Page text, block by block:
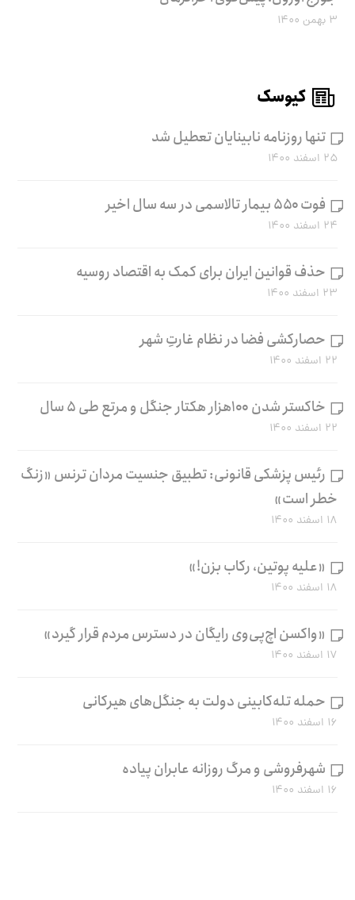
۳ بهمن ۱۴۰۰
کیوسک
تنها روزنامه نابینایان تعطیل شد
۲۵ اسفند ۱۴۰۰
فوت ۵۵۰ بیمار تالاسمی در سه سال اخیر
۲۴ اسفند ۱۴۰۰
حذف قوانین ایران برای کمک به اقتصاد روسیه
۲۳ اسفند ۱۴۰۰
حصارکشی فضا در نظام غارتِ شهر
۲۲ اسفند ۱۴۰۰
خاکستر شدن ۱۰۰هزار هکتار جنگل و مرتع طی ۵ سال
۲۲ اسفند ۱۴۰۰
رئیس پزشکی قانونی: تطبیق جنسیت مردان ترنس «زنگ
خطر است»
۱۸ اسفند ۱۴۰۰
«علیه پوتین، رکاب بزن!»
۱۸ اسفند ۱۴۰۰
«واکسن اچ‌پی‌وی رایگان در دسترس مردم قرار گیرد»
۱۷ اسفند ۱۴۰۰
حمله تله‌کابینی دولت به جنگل‌های هیرکانی
۱۶ اسفند ۱۴۰۰
شهرفروشی و مرگ روزانه عابران پیاده
۱۶ اسفند ۱۴۰۰